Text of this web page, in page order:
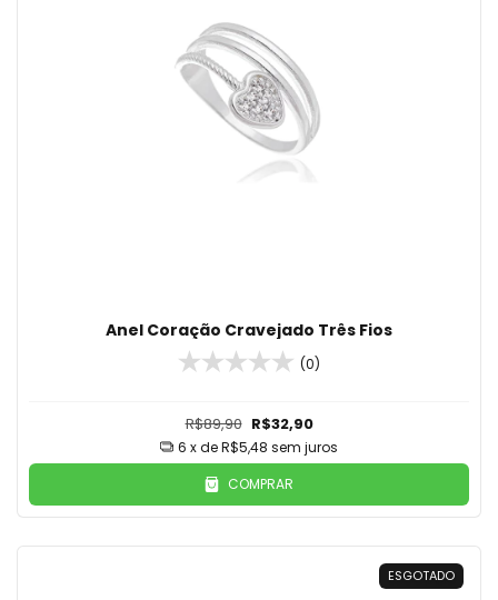
Anel Coração Cravejado Três Fios
(0)
R$89,90 R$32,90
6 x deR$5,48 sem juros
COMPRAR
ESGOTADO